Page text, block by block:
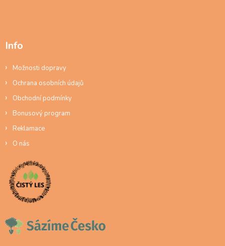
Info
Možnosti dopravy
Ochrana osobních údajů
Obchodní podmínky
Bonusový program
Reklamace
O nás